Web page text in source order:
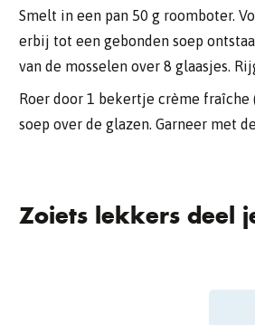
Smelt in een pan 50 g roomboter.
erbij tot een gebonden soep
van de mosselen over 8 glaasjes.
Roer door 1 bekertje crème
soep over de glazen. Garneer met
Zoiets lekkers deel